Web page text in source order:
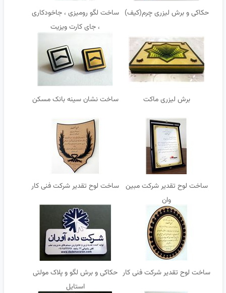
حکاکی و برش لیزری چرم(کیف) ساخت لگو رومیزی ، جاخودکاری
، جای کارت ویزیت
برش لیزری ماکت ساخت نشان سینه بانک مسکن
ساخت لوح تقدیر شرکت مبین
وان
ساخت لوح تقدیر شرکت فنی کار
ساخت لوح تقدیر شرکت فنی کار حکاکی و برش لگو و پلاک مولتی
استایل